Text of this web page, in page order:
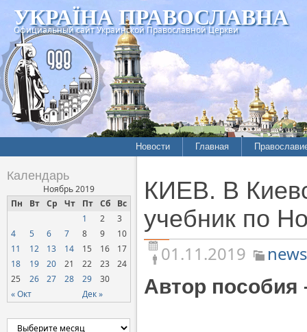
УКРАЇНА ПРАВОСЛАВНА
Официальный сайт Украинской Православной Церкви
Новости
Межконфессиональные
отношения
Нарушения прав
верующих
Официальная хроника
СОЦИАЛЬНОЕ
Главная
История
Хроники
Календарь
Ноябрь 2019
Пн
Вт Ср Чт Пт Сб Вс
« Окт Дек »
1 2
3
4
5 6 7 8 9
10
11
12 13 14 15 16
17
18
19 20 21 22 23
24
25
26 27 28 29 30
КИЕВ. В
учебник по
01.11.2019
news
Автор